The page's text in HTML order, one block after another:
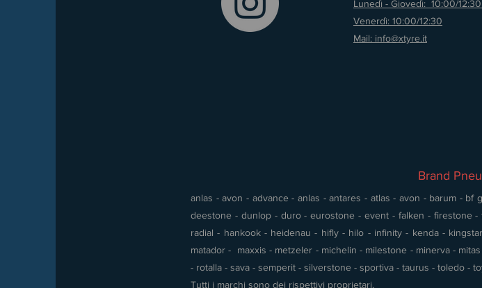
Lunedì - Giovedì: 10:00/
Venerdì: 10:00/12:30
Mail: info@xtyre.it
Brand
anlas - avon - advance - anlas - antares - atlas - avon - barum -
deestone - dunlop - duro - eurostone - event - falken - firestone
radial - hankook - heidenau - hifly - hilo - infinity - kenda -
matador - maxxis - metzeler - michelin - milestone - minerva -
- rotalla - sava - semperit - silverstone - sportiva - taurus - toledo -
Tutti i marchi sono dei rispettivi proprietari.